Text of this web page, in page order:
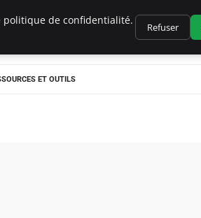
ET OUTILS
politique de confidentialité.
Refuser